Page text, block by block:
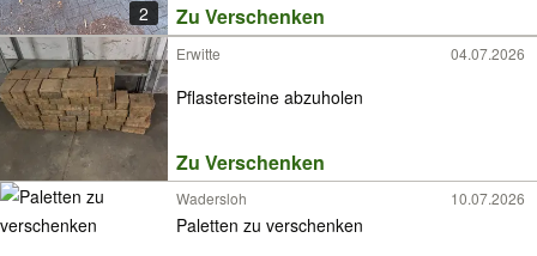
2 Zu Verschenken
Erwitte 04.07.2026
Pflastersteine abzuholen
Zu Verschenken
Wadersloh 10.07.2026
Paletten zu verschenken